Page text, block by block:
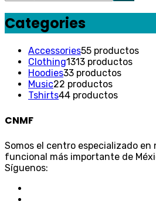
Categories
Accessories55 productos
Clothing1313 productos
Hoodies33 productos
Music22 productos
Tshirts44 productos
CNMF
Somos el centro especializado
funcional más importante de
Síguenos: